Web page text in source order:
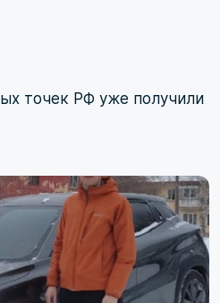
точек РФ уже получили